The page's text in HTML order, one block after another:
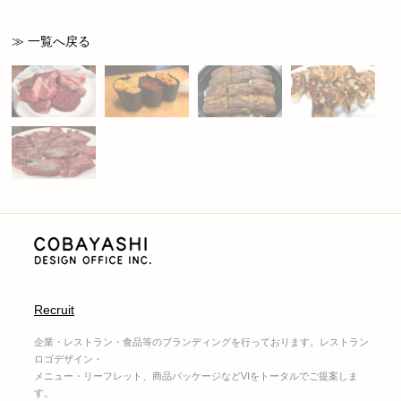
≫ 一覧へ戻る
Recruit
企業・レストラン・食品等のブランディングを行っております。レストラン
ロゴデザイン・
メニュー・リーフレット、商品パッケージなどVIをトータルでご提案しま
す。